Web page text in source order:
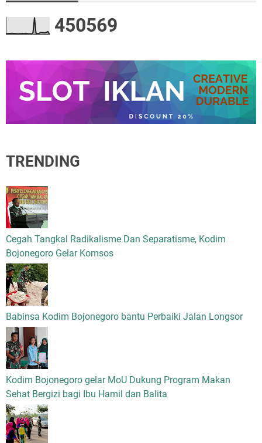
450569
TRENDING
Cegah Tangkal Radikalisme Dan Separatisme, Kodim
Bojonegoro Gelar Komsos
Babinsa Kodim Bojonegoro bantu Perbaiki Jalan Longsor
Kodim Bojonegoro gelar MoU Dukung Program Makan
Sehat Bergizi bagi Ibu Hamil dan Balita